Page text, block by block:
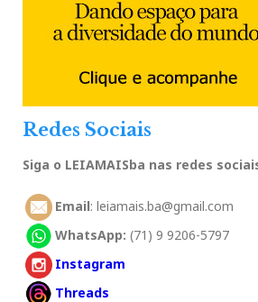
Redes Sociais
Siga o LEIAMAISba nas redes
Email: leiamais.ba@gmail.com
WhatsApp: (71) 9 9206-5797
Instagram
Threads